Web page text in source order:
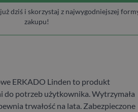
dziś i skorzystaj z najwygodniejszej
zakupu!
ERKADO Linden to produkt
do potrzeb użytkownika. Wytrzymała
trwałość na lata. Zabezpieczone